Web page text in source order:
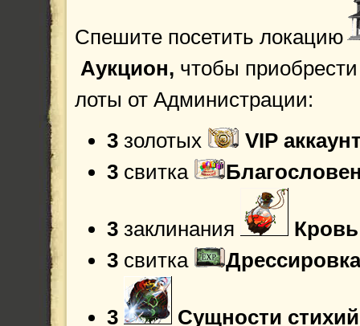
Спешите посетить локацию
Аукцион, чтобы
лоты от Администрации:
3 золотых
VIP
3 свитка
3 заклинания
3 свитка
3 Сущности стихий